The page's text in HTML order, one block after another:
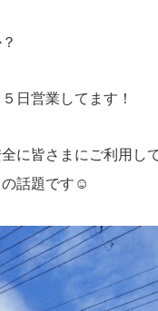
日営業してます！
に皆さまにご利用し
の話題です☺️